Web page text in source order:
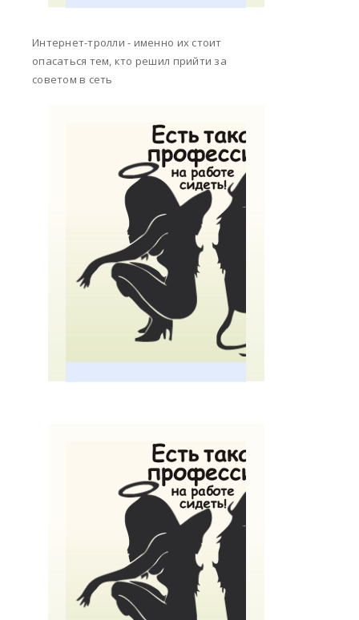
Интернет-тролли - именно их стоит
опасаться тем, кто решил прийти за
советом в сеть